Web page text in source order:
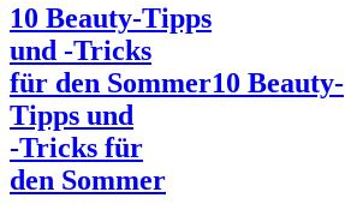
10 Beauty-Tipps
und -Tricks
für den Sommer10 Beauty-
Tipps und
-Tricks für
den Sommer